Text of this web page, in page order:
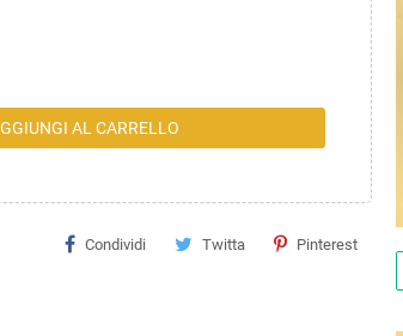
AL CARRELLO
Condividi Twitta Pinterest